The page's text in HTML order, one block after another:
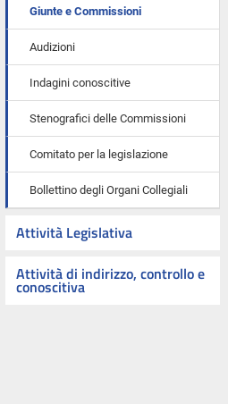
Giunte e Commissioni
Audizioni
Indagini conoscitive
Stenografici delle Commissioni
Comitato per la legislazione
Bollettino degli Organi Collegiali
Attività Legislativa
Attività di indirizzo, controllo e
conoscitiva